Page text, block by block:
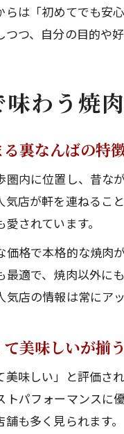
らは「初めてでも安
つ、自分の目的や
わう焼
裏なんばの特
内に位置し、昔な
店が軒を連ねるこ
されています。
価格で本格的な焼肉
適で、焼肉以外に
店の情報は常にア
美味しいが揃
味しい」と評価さ
トパフォーマンスに
も多く見られます。